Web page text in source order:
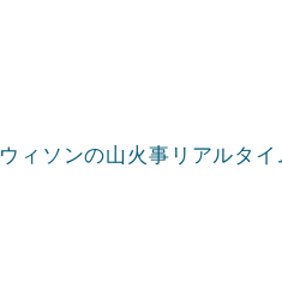
ウィソンの山火事リアルタイ